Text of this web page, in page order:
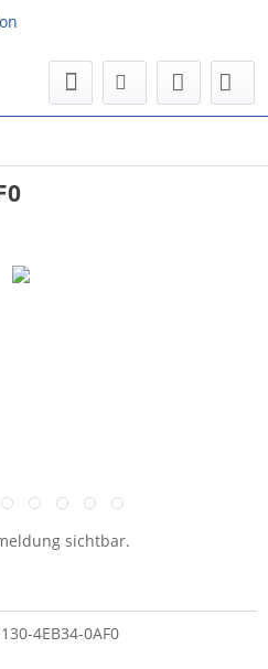
sichtbar.
4EB34-0AF0